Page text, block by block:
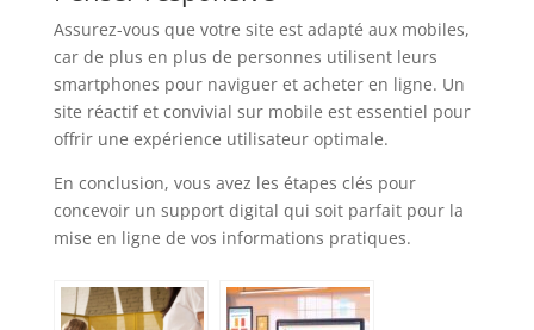
Assurez-vous que votre site est adapté aux mobiles,
car de plus en plus de personnes utilisent leurs
smartphones pour naviguer et acheter en ligne. Un
site réactif et convivial sur mobile est essentiel pour
offrir une expérience utilisateur optimale.
En conclusion, vous avez les étapes clés pour
concevoir un support digital qui soit parfait pour la
mise en ligne de vos informations pratiques.